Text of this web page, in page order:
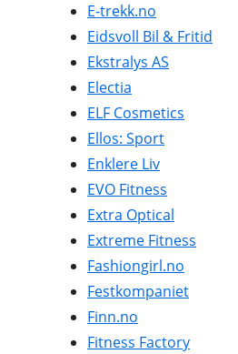
E-trekk.no
Eidsvoll Bil & Fritid
Ekstralys AS
Electia
ELF Cosmetics
Ellos: Sport
Enklere Liv
EVO Fitness
Extra Optical
Extreme Fitness
Fashiongirl.no
Festkompaniet
Finn.no
Fitness Factory